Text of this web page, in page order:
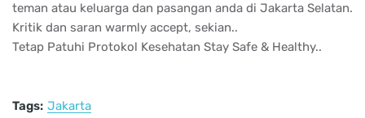
teman atau keluarga dan pasangan anda di Jakarta Selatan.
Kritik dan saran warmly accept, sekian..
Tetap Patuhi Protokol Kesehatan Stay Safe & Healthy..
Tags: Jakarta